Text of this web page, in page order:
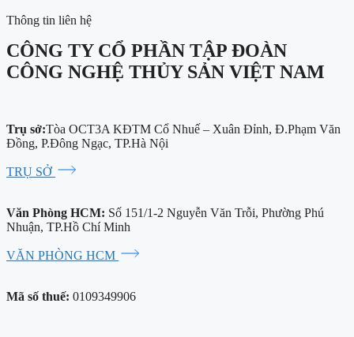
Thông tin liên hệ
CÔNG TY CỔ PHẦN TẬP ĐOÀN
CÔNG NGHỆ THỦY SẢN VIỆT NAM
Trụ sở:Tòa OCT3A KĐTM Cổ Nhuế – Xuân Đỉnh, Đ.Phạm Văn
Đồng, P.Đông Ngạc, TP.Hà Nội
TRỤ SỞ
Văn Phòng HCM: Số 151/1-2 Nguyễn Văn Trỗi, Phường Phú
Nhuận, TP.Hồ Chí Minh
VĂN PHÒNG HCM
Mã số thuế: 0109349906